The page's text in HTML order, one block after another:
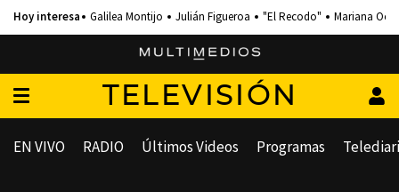
Galilea Montijo Julián Figueroa "El Recodo" Mariana
TELEVISIÓN
EN VIVO RADIO Últimos Videos Programas